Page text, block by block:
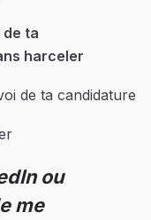
de ta
harceler
de ta candidature
ou
me